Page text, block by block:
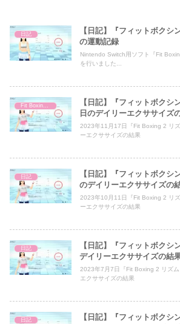
日記
【日記】『フィットボクシ
の運動記録
Nintendo Switch用ソフト『Fit
を行いました...
【日記】『フィットボクシ
日のデイリーエクササイズ
2023年11月17日『Fit Boxing 2 リ
ーエクササイズの結果
日記
【日記】『フィットボクシ
のデイリーエクササイズの
2023年10月11日『Fit Boxing 2 リ
ーエクササイズの結果
日記
【日記】『フィットボクシ
デイリーエクササイズの結
2023年7月7日『Fit Boxing 2 リズ
エクササイズの結果
日記
【日記】『フィットボクシ